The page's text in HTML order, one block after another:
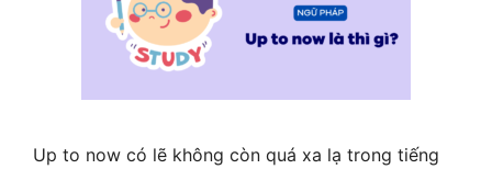
Up to now có lẽ không còn quá xa lạ trong tiếng